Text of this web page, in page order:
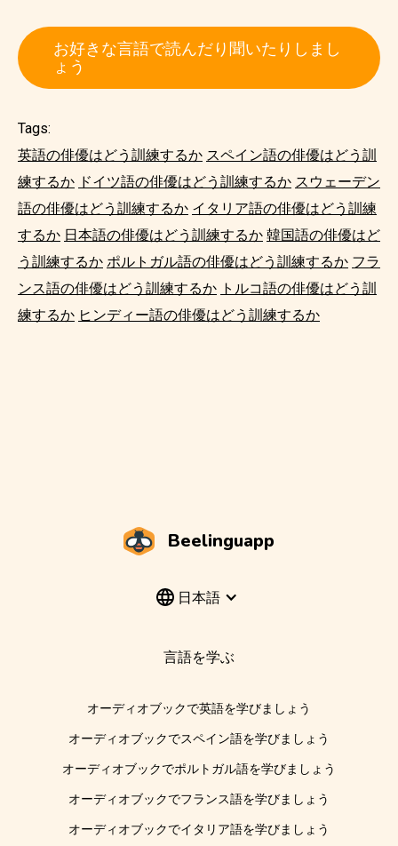
お好きな言語で読んだり聞いたりしまし
ょう
Tags:
英語の俳優はどう訓練するか スペイン語の俳優はどう訓
練するか ドイツ語の俳優はどう訓練するか スウェーデン
語の俳優はどう訓練するか イタリア語の俳優はどう訓練
するか 日本語の俳優はどう訓練するか 韓国語の俳優はど
う訓練するか ポルトガル語の俳優はどう訓練するか フラ
ンス語の俳優はどう訓練するか トルコ語の俳優はどう訓
練するか ヒンディー語の俳優はどう訓練するか
Beelinguapp
日本語
言語を学ぶ
オーディオブックで英語を学びましょう
オーディオブックでスペイン語を学びましょう
オーディオブックでポルトガル語を学びましょう
オーディオブックでフランス語を学びましょう
オーディオブックでイタリア語を学びましょう